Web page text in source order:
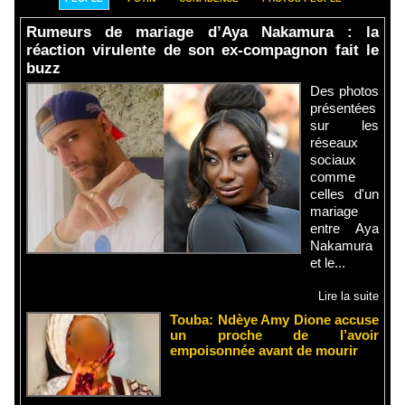
Rumeurs de mariage d’Aya Nakamura : la
réaction virulente de son ex-compagnon fait le
buzz
Des photos
présentées
sur les
réseaux
sociaux
comme
celles d'un
mariage
entre Aya
Nakamura
et le...
Lire la suite
Touba: Ndèye Amy Dione accuse
un proche de l’avoir
empoisonnée avant de mourir